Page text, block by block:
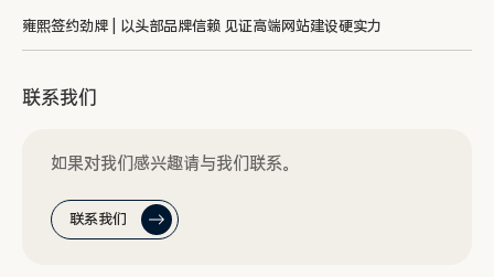
雍熙签约劲牌 | 以头部品牌信赖 见证高端网站建设硬实力
联系我们
如果对我们感兴趣请与我们联系。
联系我们